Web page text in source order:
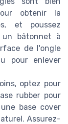
obtenir la
et poussez
un bâtonnet à
de l'ongle
pour enlever
optez pour
rubber pour
base cover
Assurez-